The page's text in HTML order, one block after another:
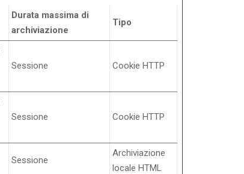
Durata massima di
archiviazione
Tipo
Sessione Cookie HTTP
Sessione Cookie HTTP
Sessione
Archiviazione
locale HTML